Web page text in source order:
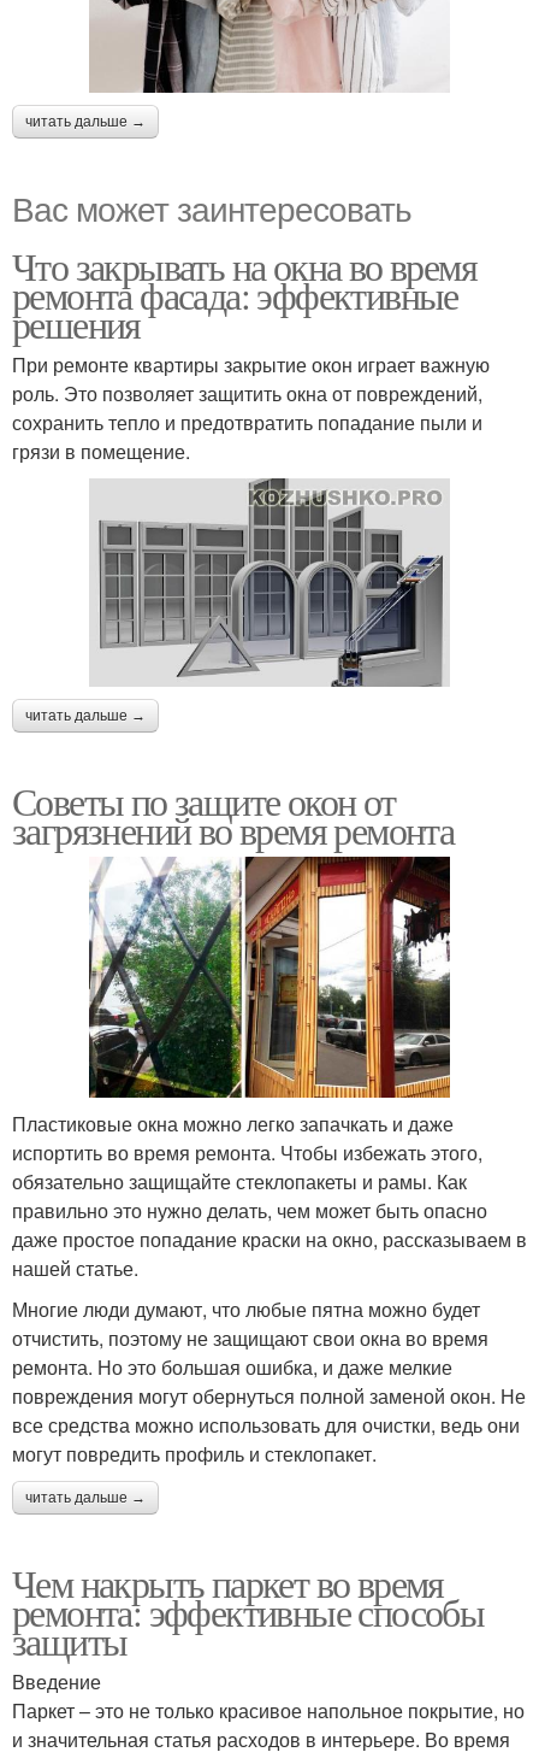
читать дальше →
Вас может заинтересовать
Что закрывать на окна во время
ремонта фасада: эффективные
решения
При ремонте квартиры закрытие окон играет важную
роль. Это позволяет защитить окна от повреждений,
сохранить тепло и предотвратить попадание пыли и
грязи в помещение.
читать дальше →
Советы по защите окон от
загрязнений во время ремонта
Пластиковые окна можно легко запачкать и даже
испортить во время ремонта. Чтобы избежать этого,
обязательно защищайте стеклопакеты и рамы. Как
правильно это нужно делать, чем может быть опасно
даже простое попадание краски на окно, рассказываем в
нашей статье.
Многие люди думают, что любые пятна можно будет
отчистить, поэтому не защищают свои окна во время
ремонта. Но это большая ошибка, и даже мелкие
повреждения могут обернуться полной заменой окон. Не
все средства можно использовать для очистки, ведь они
могут повредить профиль и стеклопакет.
читать дальше →
Чем накрыть паркет во время
ремонта: эффективные способы
защиты
Введение
Паркет – это не только красивое напольное покрытие, но
и значительная статья расходов в интерьере. Во время